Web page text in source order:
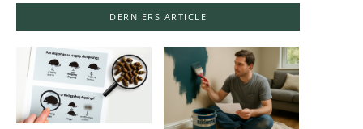
DERNIERS ARTICLE